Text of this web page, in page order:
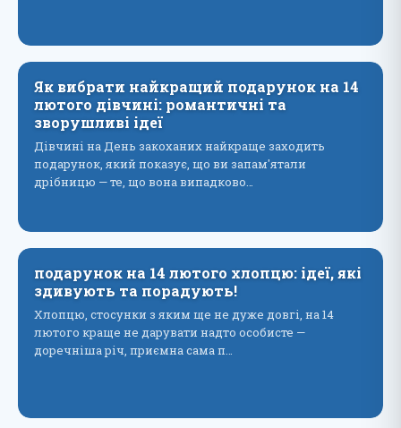
Як вибрати найкращий подарунок на 14
лютого дівчині: романтичні та
зворушливі ідеї
Дівчині на День закоханих найкраще заходить
подарунок, який показує, що ви запам'ятали
дрібницю — те, що вона випадково…
подарунок на 14 лютого хлопцю: ідеї, які
здивують та порадують!
Хлопцю, стосунки з яким ще не дуже довгі, на 14
лютого краще не дарувати надто особисте —
доречніша річ, приємна сама п…